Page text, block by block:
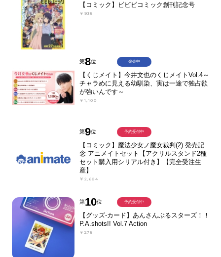
【コミック】ビビビコミック創刊記念号
￥935
第8位
【くじメイト】今井文也のくじメイトVol.4～
チャラめに見える幼馴染、実は一途で独占欲
が強いんです～
￥1,100
発売中
第9位
【コミック】魔法少女ノ魔女裁判(2) 発売記
念 アニメイトセット【アクリルスタンド2種
セット購入用シリアル付き】【完全受注生
産】
￥2,684
予約受付中
第10位
【グッズ-カード】あんさんぶるスターズ！！
P.A.shots!! Vol.7 Action
￥275
予約受付中